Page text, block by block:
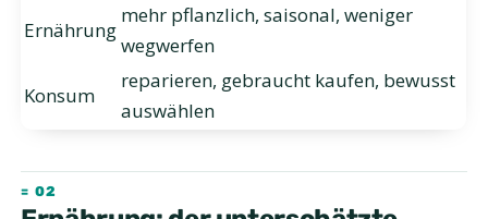
Ernährung
mehr pflanzlich, saisonal, weniger
wegwerfen
Konsum
reparieren, gebraucht kaufen, bewusst
auswählen